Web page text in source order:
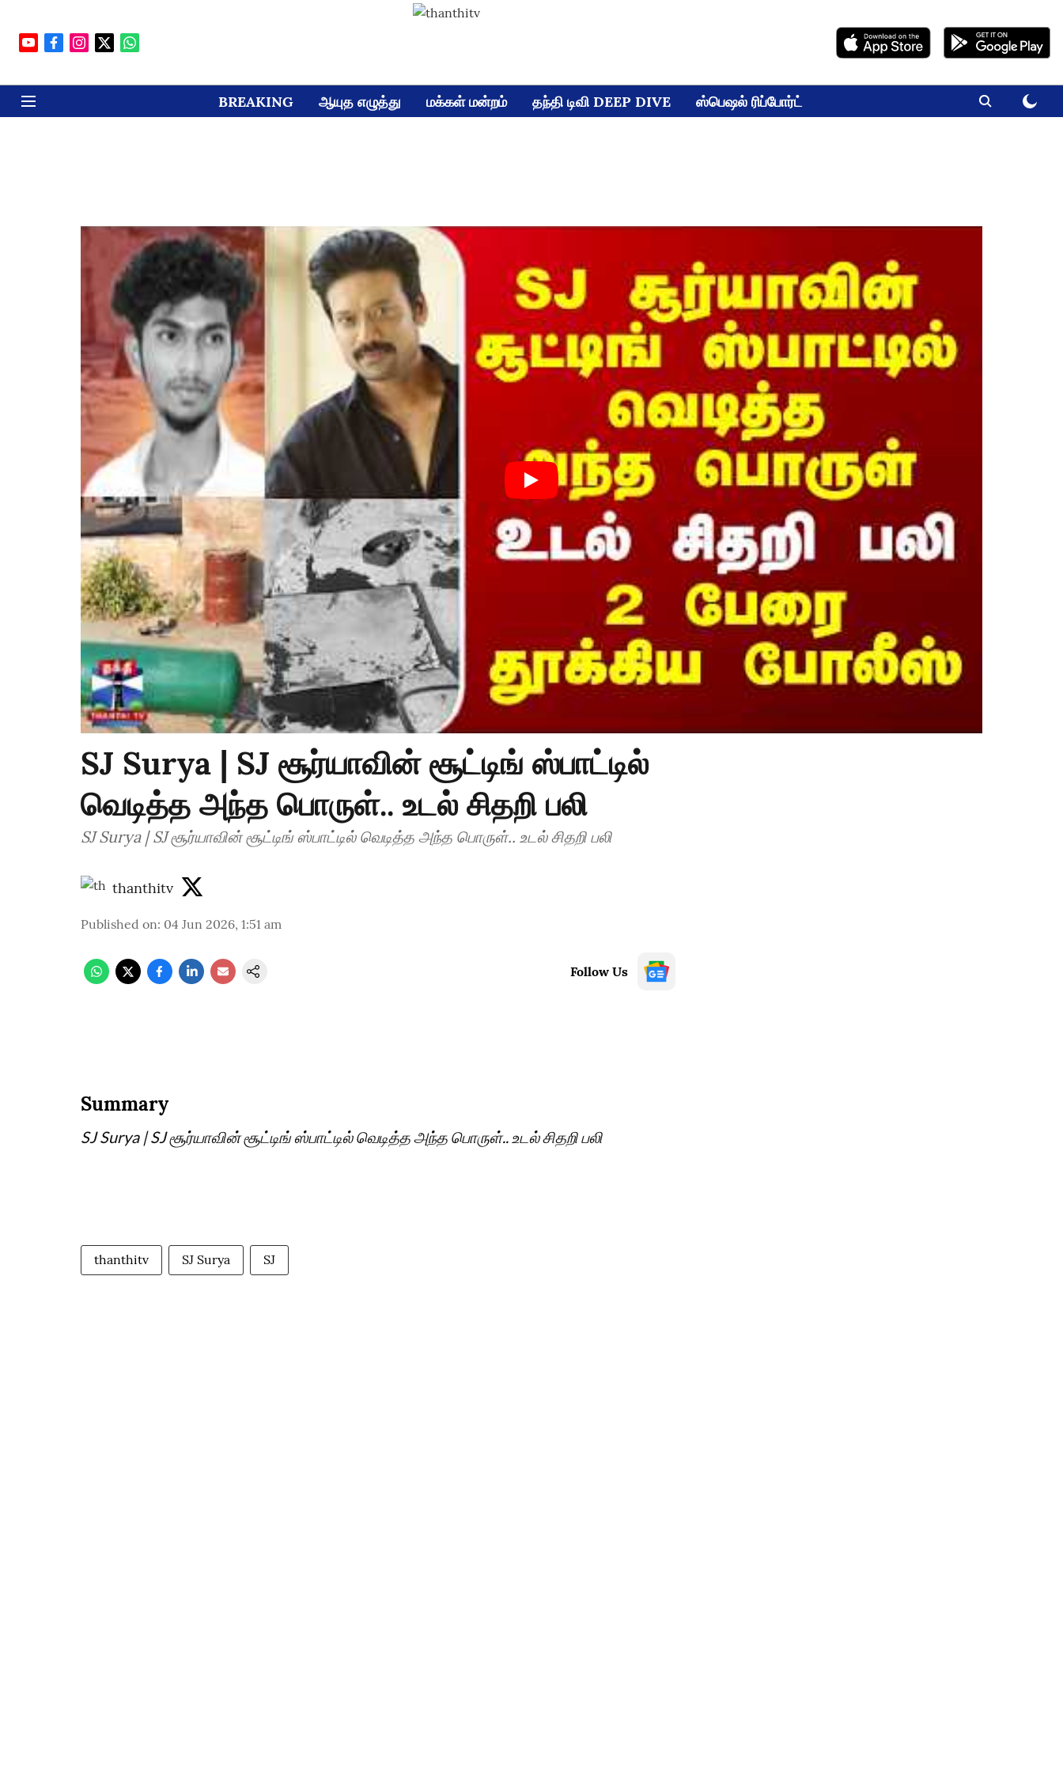
BREAKING ஆயுத எழுத்து மக்கள் மன்றம் தந்தி டிவி DEEP DIVE ஸ்பெஷல் ரிப்போர்ட்
SJ Surya | SJ சூர்யாவின் சூட்டிங் ஸ்பாட்டில்
வெடித்த அந்த பொருள்.. உடல் சிதறி பலி
SJ Surya | SJ சூர்யாவின் சூட்டிங் ஸ்பாட்டில் வெடித்த அந்த பொருள்.. உடல் சிதறி பலி
thanthitv
Published on: 04 Jun 2026, 1:51 am
Follow Us
Summary
SJ Surya | SJ சூர்யாவின் சூட்டிங் ஸ்பாட்டில் வெடித்த அந்த பொருள்.. உடல் சிதறி பலி
thanthitv SJ Surya SJ